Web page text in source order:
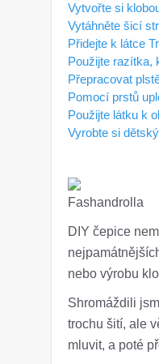
Vytvořte si
Vytáhněte šicí
Přidejte k látce
Použijte razítka,
Přepracovat
Pomocí prstů
Použijte látku k
Vyrobte si
Fashandrolla
DIY čepice
nebo výrobu
Shromáždili
trochu šití, ale
mluvit, a poté